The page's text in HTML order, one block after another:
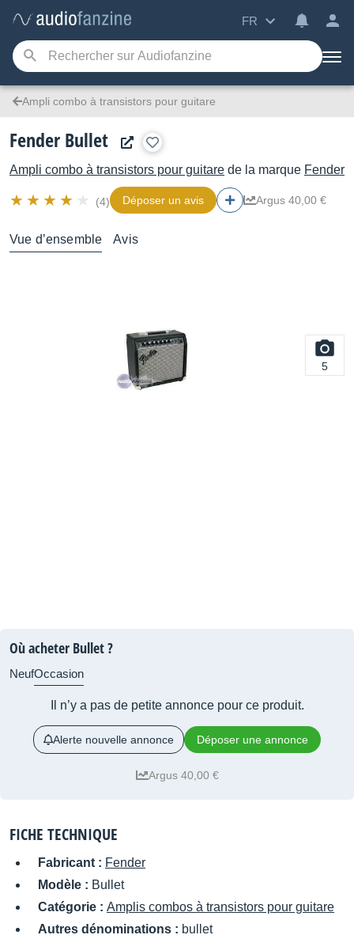
FR
Ampli combo à transistors pour guitare
Fender Bullet
Ampli combo à transistors pour guitare de la marque Fender
(4) Déposer un avis Argus 40,00 €
Vue d’ensemble Avis
5
Où acheter Bullet ?
NeufOccasion
Il n’y a pas de petite annonce pour ce produit.
Alerte nouvelle annonce Déposer une annonce
Argus 40,00 €
FICHE TECHNIQUE
Fabricant : Fender
Modèle : Bullet
Catégorie : Amplis combos à transistors pour guitare
Autres dénominations : bullet